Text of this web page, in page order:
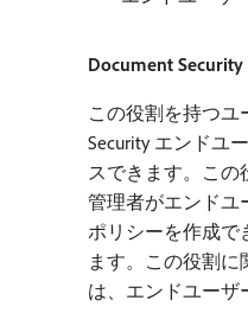
Document
この役割を持つユ
Security エンドユ
スできます。この
管理者がエンドユ
ポリシーを作成で
ます。この役割
は、エンドユーザ